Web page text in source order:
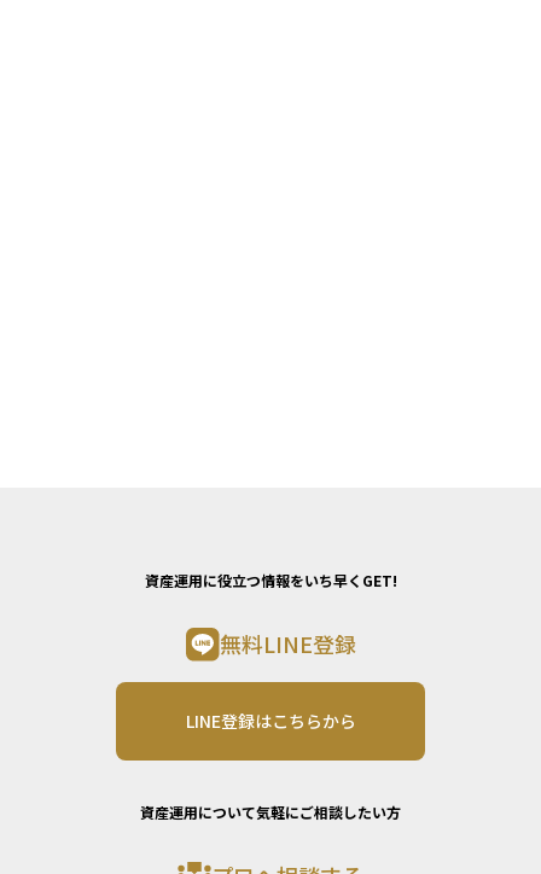
資産運用に役立つ情報をいち早くGET!
無料LINE登録
LINE登録はこちらから
資産運用について気軽にご相談したい方